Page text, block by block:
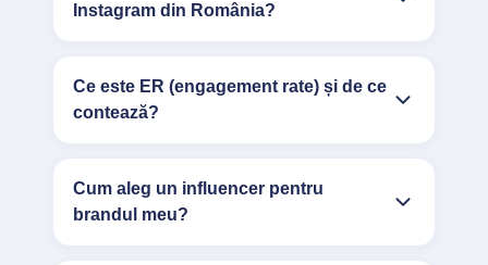
Instagram din România?
Ce este ER (engagement rate) și de ce
contează?
Cum aleg un influencer pentru
brandul meu?